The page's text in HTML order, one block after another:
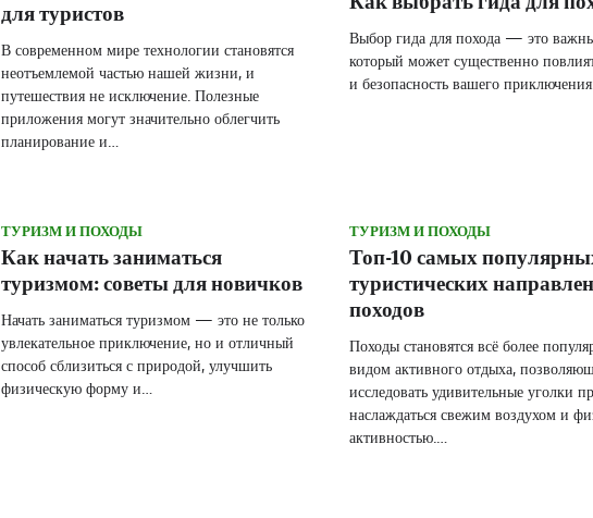
для туристов
В современном мире технологии становятся
неотъемлемой частью нашей жизни, и
путешествия не исключение. Полезные
приложения могут значительно облегчить
планирование и…
Выбор гида для похода — это
который может существенно
и безопасность вашего
ТУРИЗМ И ПОХОДЫ
Как начать заниматься
туризмом: советы для новичков
Начать заниматься туризмом — это не только
увлекательное приключение, но и отличный
способ сблизиться с природой, улучшить
физическую форму и…
ТУРИЗМ И ПОХОДЫ
Топ-10 самых
туристических
походов
Походы становятся всё более
видом активного отдыха,
исследовать удивительные уголки
наслаждаться свежим воздухом и
активностью.…